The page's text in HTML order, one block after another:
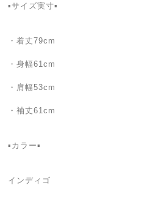
▪️サイズ実寸▪️
・着丈79cm
・身幅61cm
・肩幅53cm
・袖丈61cm
▪カラー▪
インディゴ